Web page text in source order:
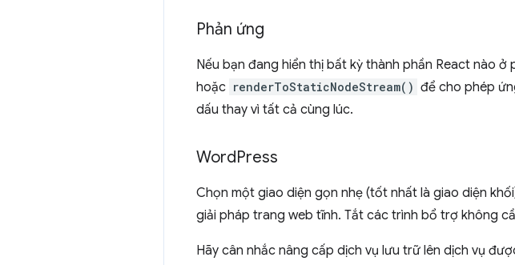
Phản ứng
Nếu bạn đang hiển thị bất kỳ thành phần React nào ở
hoặc renderToStaticNodeStream() để cho phép
dấu thay vì tất cả cùng lúc.
WordPress
Chọn một giao diện gọn nhẹ (tốt nhất là giao diện
giải pháp trang web tĩnh. Tắt các trình bổ trợ không
Hãy cân nhắc nâng cấp dịch vụ lưu trữ lên dịch vụ